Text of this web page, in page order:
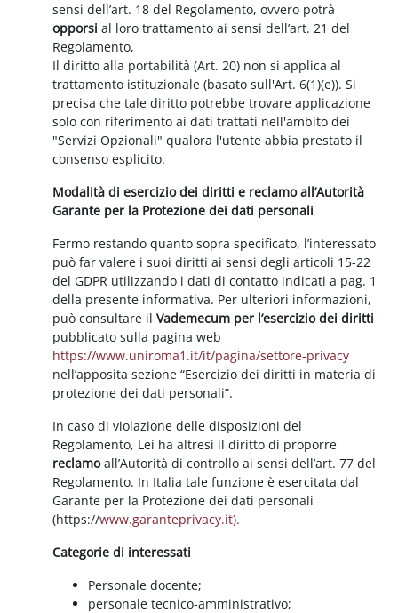
sensi dell’art. 18 del Regolamento, ovvero potrà
opporsi al loro trattamento ai sensi dell’art. 21 del
Regolamento,
Il diritto alla portabilità (Art. 20) non si applica al
trattamento istituzionale (basato sull'Art. 6(1)(e)). Si
precisa che tale diritto potrebbe trovare applicazione
solo con riferimento ai dati trattati nell'ambito dei
"Servizi Opzionali" qualora l'utente abbia prestato il
consenso esplicito.
Modalità di esercizio dei diritti e reclamo all’Autorità
Garante per la Protezione dei dati personali
Fermo restando quanto sopra specificato, l’interessato
può far valere i suoi diritti ai sensi degli articoli 15-22
del GDPR utilizzando i dati di contatto indicati a pag. 1
della presente informativa. Per ulteriori informazioni,
può consultare ilVademecum per l’esercizio dei diritti
pubblicato sulla pagina web
https://www.uniroma1.it/it/pagina/settore-privacy
nell’apposita sezione “Esercizio dei diritti in materia di
protezione dei dati personali”.
In caso di violazione delle disposizioni del
Regolamento, Lei ha altresì il diritto di proporre
reclamoall’Autorità di controllo ai sensi dell’art. 77 del
Regolamento. In Italia tale funzione è esercitata dal
Garante per la Protezione dei dati personali
(https://www.garanteprivacy.it).
Categorie di interessati
Personale docente;
personale tecnico-amministrativo;